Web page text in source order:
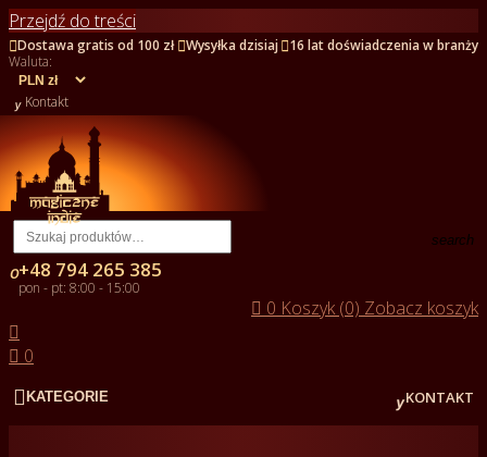
Przejdź do treści
Dostawa gratis od 100 zł Wysyłka dzisiaj 16 lat doświadczenia w branży
Waluta:
 Kontakt
search
+48 794 265 385
pon - pt: 8:00 - 15:00
 0 Koszyk (0) Zobacz koszyk

 0
 KATEGORIE KONTAKT